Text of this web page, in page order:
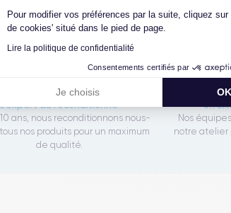
Pour modifier vos préférences par la suite, cliquez
de cookies' situé dans le pied de page.
Lire la politique de confidentialité
Consentements certifiés par
Je choisis
En achetant ici, vous
L'expert du reconditionné
ans, nous reconditionnons nous-
nos produits pour un maximum
de qualité.
Un
Nos
notre atelier